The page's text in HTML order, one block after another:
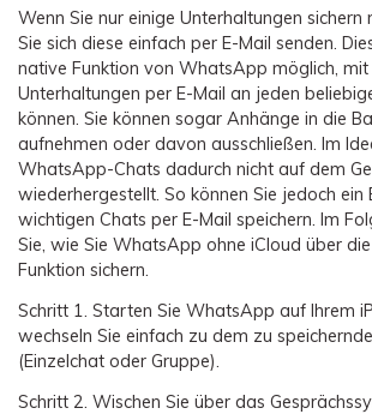
Wenn Sie nur einige Unterhaltungen sichern
Sie sich diese einfach per E-Mail senden.
native Funktion von WhatsApp möglich, mit
Unterhaltungen per E-Mail an jeden
können. Sie können sogar Anhänge in die
aufnehmen oder davon ausschließen. Im
WhatsApp-Chats dadurch nicht auf dem
wiederhergestellt. So können Sie jedoch ein
wichtigen Chats per E-Mail speichern. Im
Sie, wie Sie WhatsApp ohne iCloud über
Funktion sichern.
Schritt 1. Starten Sie WhatsApp auf Ihrem
wechseln Sie einfach zu dem zu
(Einzelchat oder Gruppe).
Schritt 2. Wischen Sie über das